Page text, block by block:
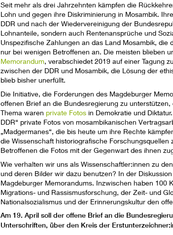
Seit mehr als drei Jahrzehnten kämpfen die
Lohn und gegen ihre Diskriminierung in Mosambik.
DDR und nach der Wiedervereinigung der
Lohnanteile, sondern auch Rentenansprüche und
Unspezifische Zahlungen an das Land Mosambik,
nur bei wenigen Betroffenen an. Die meisten blieben
Memorandum, verabschiedet 2019 auf einer Tagung
zwischen der DDR und Mosambik, die Lösung der
blieb bisher unerfüllt.
Die Initiative, die Forderungen des Magdeburger
offenen Brief an die Bundesregierung zu
Thema waren private Fotos in Demokratie und
DDR“ private Fotos von mosambikanischen
„Madgermanes“, die bis heute um ihre Rechte
die Wissenschaft historiografische
Betroffenen die Fotos mit der Gegenwart des ihnen
Wie verhalten wir uns als Wissenschaftler:innen zu
und deren Bilder wir dazu benutzen? In der
Magdeburger Memorandums. Inzwischen haben 100
Migrations- und Rassismusforschung, der Zeit- und
Nationalsozialismus und der Erinnerungskultur den
Am 19. April soll der offene Brief an die
Unterschriften, über den Kreis der